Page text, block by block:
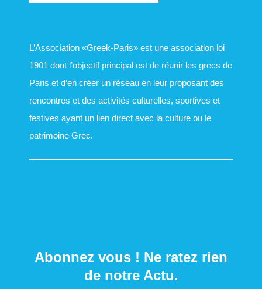
L’Association «Greek-Paris» est une association loi
1901 dont l’objectif principal est de réunir les grecs de
Paris et d’en créer un réseau en leur proposant des
rencontres et des activités culturelles, sportives et
festives ayant un lien direct avec la culture ou le
patrimoine Grec.
Abonnez vous ! Ne ratez rien
de notre Actu.